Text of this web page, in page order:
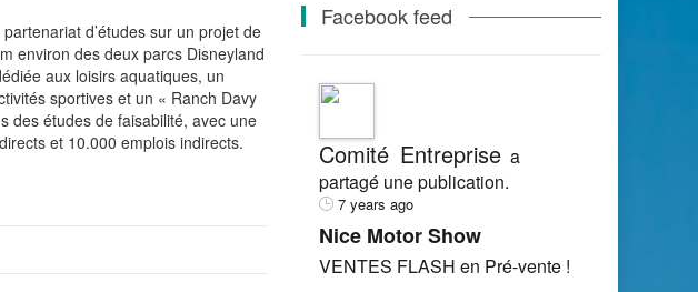
d’études sur un projet de
environ des deux parcs Disneyland
aux loisirs aquatiques, un
sportives et un « Ranch Davy
des études de faisabilité, avec une
et 10.000 emplois indirects.
Facebook feed
Comité Entreprisea
partagé une publication.
7 years ago
Nice Motor Show
VENTES FLASH en Pré-vente !